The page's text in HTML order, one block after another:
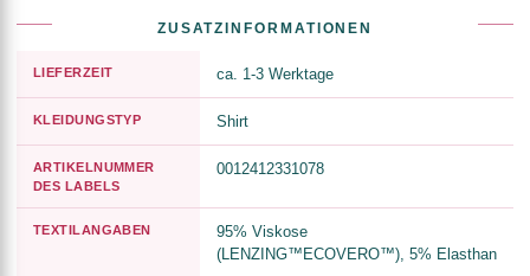
ZUSATZINFORMATIONEN
LIEFERZEIT ca. 1-3 Werktage
KLEIDUNGSTYP Shirt
ARTIKELNUMMER
DES LABELS
0012412331078
TEXTILANGABEN
95% Viskose
(LENZING™ECOVERO™), 5% Elasthan